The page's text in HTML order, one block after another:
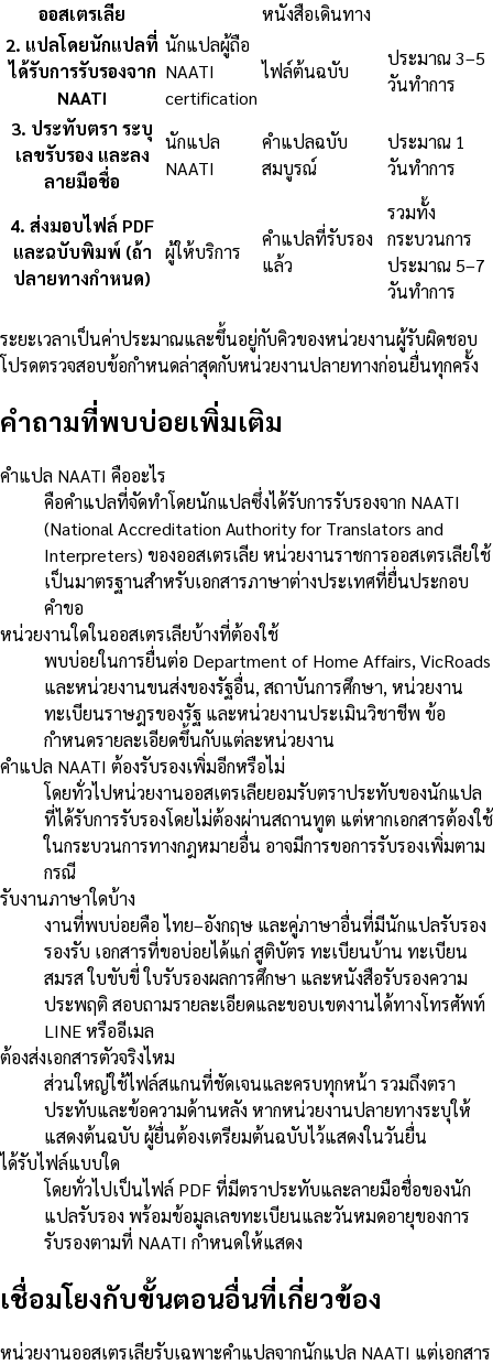
ออสเตรเลีย
หนังสือเดินทาง
2. แปลโดยนักแปลที่
ได้รับการรับรองจาก
NAATI
นักแปลผู้ถือ
NAATI
certification
ไฟล์ต้นฉบับ
ประมาณ 3–5
วันทำการ
3. ประทับตรา ระบุ
เลขรับรอง และลง
ลายมือชื่อ
นักแปล
NAATI
คำแปลฉบับ
สมบูรณ์
ประมาณ 1
วันทำการ
4. ส่งมอบไฟล์ PDF
และฉบับพิมพ์ (ถ้า
ปลายทางกำหนด)
ผู้ให้บริการ
คำแปลที่รับรอง
แล้ว
รวมทั้ง
กระบวนการ
ประมาณ 5–7
วันทำการ
ระยะเวลาเป็นค่าประมาณและขึ้นอยู่กับคิวของหน่วยงานผู้รับผิดชอบ
โปรดตรวจสอบข้อกำหนดล่าสุดกับหน่วยงานปลายทางก่อนยื่นทุกครั้ง
คำถามที่พบบ่อยเพิ่มเติม
คำแปล NAATI คืออะไร
คือคำแปลที่จัดทำโดยนักแปลซึ่งได้รับการรับรองจาก NAATI
(National Accreditation Authority for Translators and
Interpreters) ของออสเตรเลีย หน่วยงานราชการออสเตรเลียใช้
เป็นมาตรฐานสำหรับเอกสารภาษาต่างประเทศที่ยื่นประกอบ
คำขอ
หน่วยงานใดในออสเตรเลียบ้างที่ต้องใช้
พบบ่อยในการยื่นต่อ Department of Home Affairs, VicRoads
และหน่วยงานขนส่งของรัฐอื่น, สถาบันการศึกษา, หน่วยงาน
ทะเบียนราษฎรของรัฐ และหน่วยงานประเมินวิชาชีพ ข้อ
กำหนดรายละเอียดขึ้นกับแต่ละหน่วยงาน
คำแปล NAATI ต้องรับรองเพิ่มอีกหรือไม่
โดยทั่วไปหน่วยงานออสเตรเลียยอมรับตราประทับของนักแปล
ที่ได้รับการรับรองโดยไม่ต้องผ่านสถานทูต แต่หากเอกสารต้องใช้
ในกระบวนการทางกฎหมายอื่น อาจมีการขอการรับรองเพิ่มตาม
กรณี
รับงานภาษาใดบ้าง
งานที่พบบ่อยคือ ไทย–อังกฤษ และคู่ภาษาอื่นที่มีนักแปลรับรอง
รองรับ เอกสารที่ขอบ่อยได้แก่ สูติบัตร ทะเบียนบ้าน ทะเบียน
สมรส ใบขับขี่ ใบรับรองผลการศึกษา และหนังสือรับรองความ
ประพฤติ สอบถามรายละเอียดและขอบเขตงานได้ทางโทรศัพท์
LINE หรืออีเมล
ต้องส่งเอกสารตัวจริงไหม
ส่วนใหญ่ใช้ไฟล์สแกนที่ชัดเจนและครบทุกหน้า รวมถึงตรา
ประทับและข้อความด้านหลัง หากหน่วยงานปลายทางระบุให้
แสดงต้นฉบับ ผู้ยื่นต้องเตรียมต้นฉบับไว้แสดงในวันยื่น
ได้รับไฟล์แบบใด
โดยทั่วไปเป็นไฟล์ PDF ที่มีตราประทับและลายมือชื่อของนัก
แปลรับรอง พร้อมข้อมูลเลขทะเบียนและวันหมดอายุของการ
รับรองตามที่ NAATI กำหนดให้แสดง
เชื่อมโยงกับขั้นตอนอื่นที่เกี่ยวข้อง
หน่วยงานออสเตรเลียรับเฉพาะคำแปลจากนักแปล NAATI แต่เอกสาร